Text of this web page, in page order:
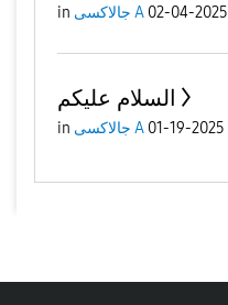
in جالاكسى A 02-04-2025
السلام عليكم
in جالاكسى A 01-19-2025